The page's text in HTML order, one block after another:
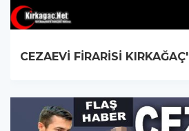
CEZAEVİ FİRARİSİ